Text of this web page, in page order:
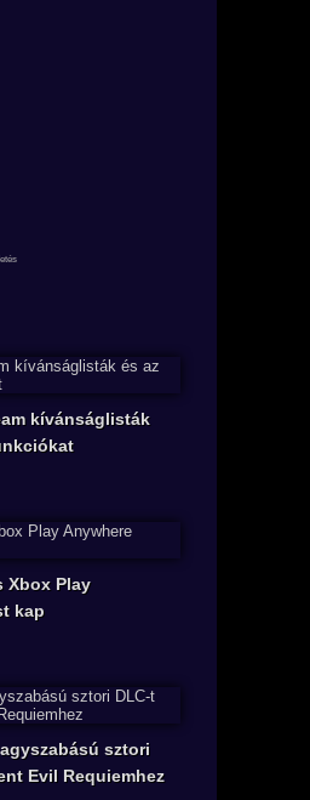
kívánságlisták
Xbox Play
kap
sztori
Evil Requiemhez